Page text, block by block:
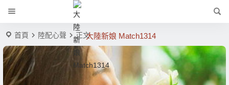
大陸新娘 Match1314
首頁 陸配心聲 正文